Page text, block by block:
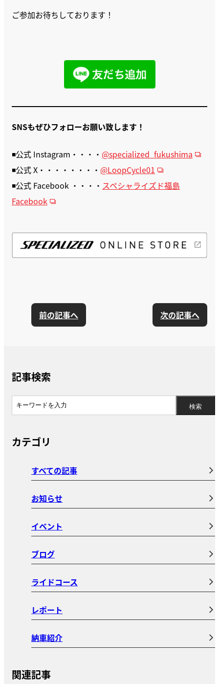
ご参加お待ちしております！
SNSもぜひフォローお願い致します！
◾️公式 Instagram・・・・ @specialized_fukushima
◾️公式 X・・・・・・・・ @LoopCycle01
◾️公式 Facebook ・・・・ スペシャライズド福島
Facebook
前の記事へ 次の記事へ
記事検索
カテゴリ
すべての記事
お知らせ
イベント
ブログ
ライドコース
レポート
納車紹介
関連記事